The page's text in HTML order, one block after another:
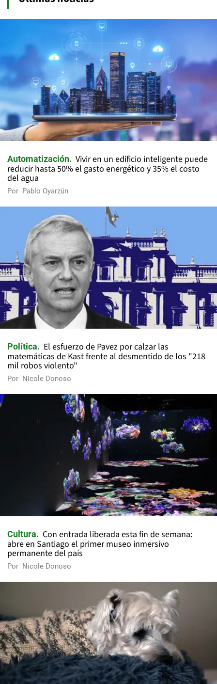
Automatización
Vivir en un edificio inteligente puede
reducir hasta 50% el gasto energético y 35% el costo
del agua
Por Pablo Oyarzún
Política
El esfuerzo de Pavez por calzar las
matemáticas de Kast frente al desmentido de los "218
mil robos violento"
Por Nicole Donoso
Cultura
Con entrada liberada esta fin de semana:
abre en Santiago el primer museo inmersivo
permanente del país
Por Nicole Donoso